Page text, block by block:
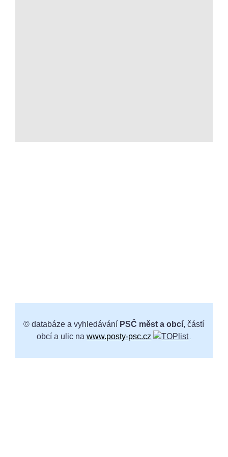
© databáze a vyhledávání PSČ měst a obcí, částí
obcí a ulic nawww.posty-psc.cz